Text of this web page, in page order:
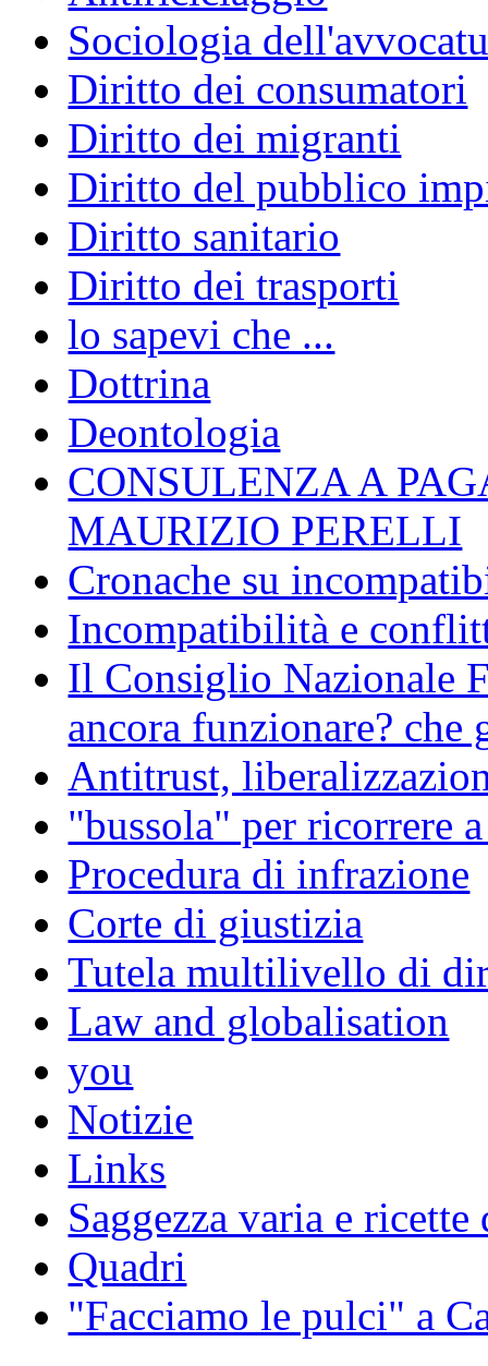
Sociologia
Diritto dei consumatori
Diritto dei migranti
Diritto del pubblico
Diritto sanitario
Diritto dei trasporti
lo sapevi che ...
Dottrina
Deontologia
CONSULENZA A
MAURIZIO PERELLI
Cronache su
Incompatibilità e
Il Consiglio Nazionale
ancora funzionare? che
Antitrust,
"bussola" per ricorrere
Procedura di infrazione
Corte di giustizia
Tutela multilivello di
Law and globalisation
you
Notizie
Links
Saggezza varia e
Quadri
"Facciamo le pulci" a